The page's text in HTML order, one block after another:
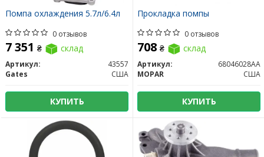
Помпа охлаждения 5.7л/6.4л
0 отзывов
7 351 ₴ склад
Артикул:
43557
Gates
США
КУПИТЬ
Прокладка помпы
0 отзывов
708 ₴ склад
Артикул:
68046028AA
MOPAR
США
КУПИТЬ